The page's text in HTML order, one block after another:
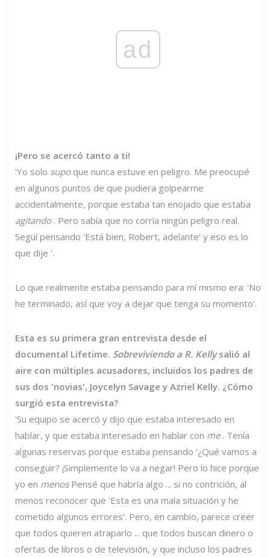
ad
¡Pero se acercó tanto a ti!
'Yo solo supoque nunca estuve en peligro. Me preocupé
en algunos puntos de que pudiera golpearme
accidentalmente, porque estaba tan enojado que estaba
agitando. Pero sabía que no corría ningún peligro real.
Seguí pensando 'Está bien, Robert, adelante' y eso es lo
que dije '.
Lo que realmente estaba pensando para mí mismo era: 'No
he terminado, así que voy a dejar que tenga su momento'.
Esta es su primera gran entrevista desde el
documental Lifetime. Sobreviviendo a R. Kellysalió al
aire con múltiples acusadores, incluidos los padres de
sus dos 'novias', Joycelyn Savage y Azriel Kelly. ¿Cómo
surgió esta entrevista?
'Su equipo se acercó y dijo que estaba interesado en
hablar, y que estaba interesado en hablar con me. Tenía
algunas reservas porque estaba pensando '¿Qué vamos a
conseguir? ¡Simplemente lo va a negar! Pero lo hice porque
yo en menosPensé que habría algo ... si no contrición, al
menos reconocer que 'Esta es una mala situación y he
cometido algunos errores'. Pero, en cambio, parece creer
que todos quieren atraparlo ... que todos buscan dinero o
ofertas de libros o de televisión, y que incluso los padres